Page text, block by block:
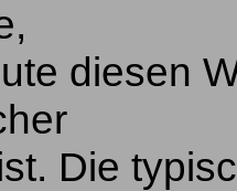
diesen
Die